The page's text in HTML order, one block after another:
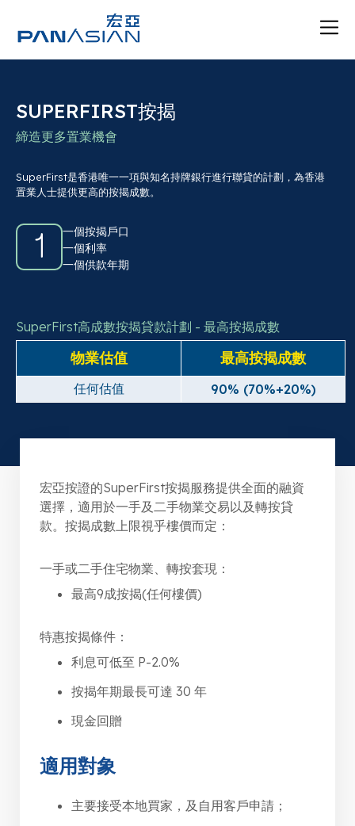
SUPERFIRST按揭
締造更多置業機會
SuperFirst是香港唯一一項與知名持牌銀行進行聯貸的計劃，為香港
置業人士提供更高的按揭成數。
一個按揭戶口
一個利率
一個供款年期
SuperFirst高成數按揭貸款計劃 - 最高按揭成數
物業估值 最高按揭成數
任何估值 90% (70%+20%)
宏亞按證的SuperFirst按揭服務提供全面的融資
選擇，適用於一手及二手物業交易以及轉按貸
款。按揭成數上限視乎樓價而定：
一手或二手住宅物業、轉按套現：
最高9成按揭(任何樓價)
特惠按揭條件：
利息可低至 P-2.0%
按揭年期最長可達 30 年
現金回贈
適用對象
主要接受本地買家，及自用客戶申請；